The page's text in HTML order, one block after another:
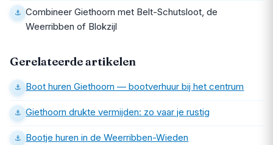
Combineer Giethoorn met Belt-Schutsloot, de
Weerribben of Blokzijl
Gerelateerde artikelen
Boot huren Giethoorn — bootverhuur bij het centrum
Giethoorn drukte vermijden: zo vaar je rustig
Bootje huren in de Weerribben-Wieden